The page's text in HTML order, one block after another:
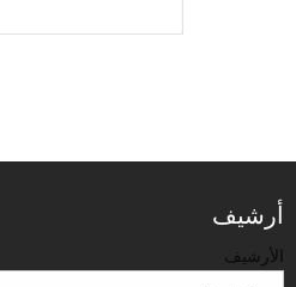
أرشيف
الأرشيف